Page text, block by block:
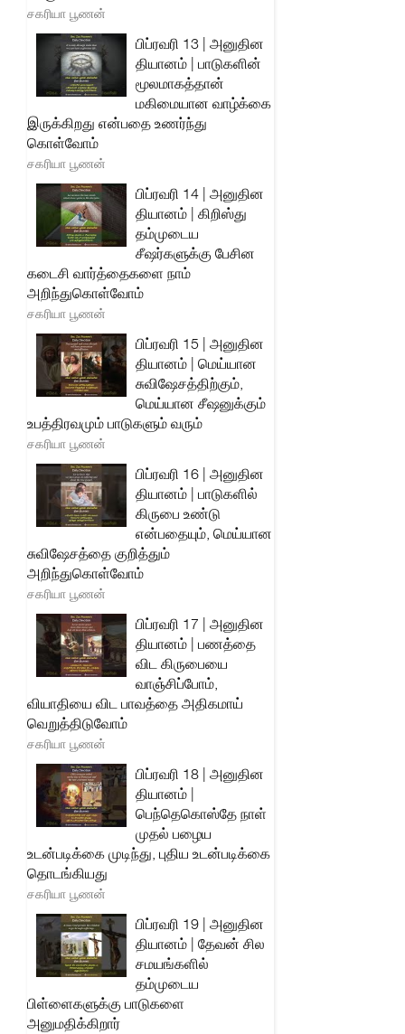
சகரியா பூணன்
பிப்ரவரி 13 | அனுதின
தியானம் | பாடுகளின்
மூலமாகத்தான்
மகிமையான வாழ்க்கை
இருக்கிறது என்பதை உணர்ந்து
கொள்வோம்
சகரியா பூணன்
பிப்ரவரி 14 | அனுதின
தியானம் | கிறிஸ்து
தம்முடைய
சீஷர்களுக்கு பேசின
கடைசி வார்த்தைகளை நாம்
அறிந்துகொள்வோம்
சகரியா பூணன்
பிப்ரவரி 15 | அனுதின
தியானம் | மெய்யான
சுவிஷேசத்திற்கும்,
மெய்யான சீஷனுக்கும்
உபத்திரவமும் பாடுகளும் வரும்
சகரியா பூணன்
பிப்ரவரி 16 | அனுதின
தியானம் | பாடுகளில்
கிருபை உண்டு
என்பதையும், மெய்யான
சுவிஷேசத்தை குறித்தும்
அறிந்துகொள்வோம்
சகரியா பூணன்
பிப்ரவரி 17 | அனுதின
தியானம் | பணத்தை
விட கிருபையை
வாஞ்சிப்போம்,
வியாதியை விட பாவத்தை அதிகமாய்
வெறுத்திடுவோம்
சகரியா பூணன்
பிப்ரவரி 18 | அனுதின
தியானம் |
பெந்தெகொஸ்தே நாள்
முதல் பழைய
உடன்படிக்கை முடிந்து, புதிய உடன்படிக்கை
தொடங்கியது
சகரியா பூணன்
பிப்ரவரி 19 | அனுதின
தியானம் | தேவன் சில
சமயங்களில்
தம்முடைய
பிள்ளைகளுக்கு பாடுகளை
அனுமதிக்கிறார்